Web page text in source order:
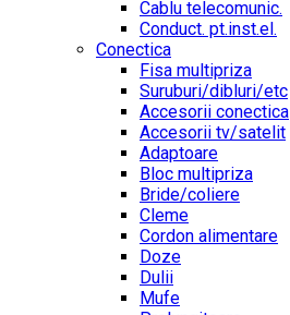
Cablu telecomunic.
Conduct. pt.inst.el.
Conectica
Fisa multipriza
Suruburi/dibluri/etc
Accesorii conectica
Accesorii tv/satelit
Adaptoare
Bloc multipriza
Bride/coliere
Cleme
Cordon alimentare
Doze
Dulii
Mufe